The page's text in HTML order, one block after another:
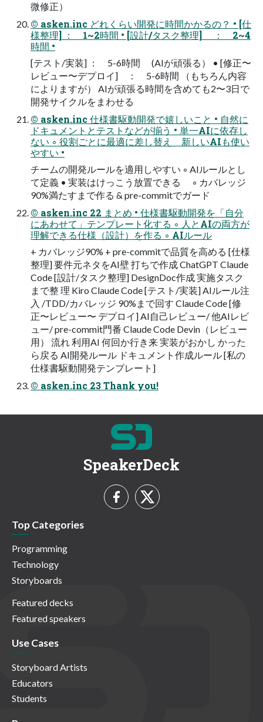
微修正）
© asken.inc どれくらい開発に時間かかるの？ • [仕
様整理] ： 1~2時間 • [設計/タスク整理] ： 2~4
時間 •
[テスト/実装] ： 5-6時間 (AIが頑張る） • [修正〜
レビュー〜デプロイ] ： 5-6時間 （もちろん内容
によりますが） AIが頑張る時間を含めても2〜3日で
開発サイクルをまわせる
© asken.inc 仕様書駆動開発で嬉しいこと • 自然に
ドキュメントとテストなどが揃う • 単一AIに依存し
ない ◦ 役割ごとに最適に差し替え 新しいAIも使い
やすい •
チームの開発ルールを適用しやすい ◦ AIルールとし
て定義 • 実装はけっこう放置できる ◦ カバレッジ
90%満たすまで作る & pre-commitでガード
© asken.inc 22 まとめ • 仕様書駆動開発を「自分
にあわせて」テンプレート化する ◦ 人とAIの両方が
理解できる仕様（設計）を作る ◦ AIルール
+ カバレッジ90% + pre-commitで品質を高める [仕様
整理] 要件元ネタをAI壁 打ちで作成 ChatGPT Claude
Code [設計/タスク整理] DesignDoc作成 実施タスク
まで整 理 Kiro Claude Code [テスト/実装] AIルール注
入 /TDD/カバレッジ 90%まで回す Claude Code [修
正〜レビュー〜 デプロイ] AI自己レビュー/ 他AIレビ
ュー/ pre-commit門番 Claude Code Devin（レビュー
用） 流れ 利用AI 何回か行き来 実装がおかし かった
ら戻る AI開発ルール ドキュメント作成ルール [私の
仕様書駆動開発テンプレート]
© asken.inc 23 Thank you!
SpeakerDeck
Top Categories
Programming
Technology
Storyboards
Featured decks
Featured speakers
Use Cases
Storyboard Artists
Educators
Students